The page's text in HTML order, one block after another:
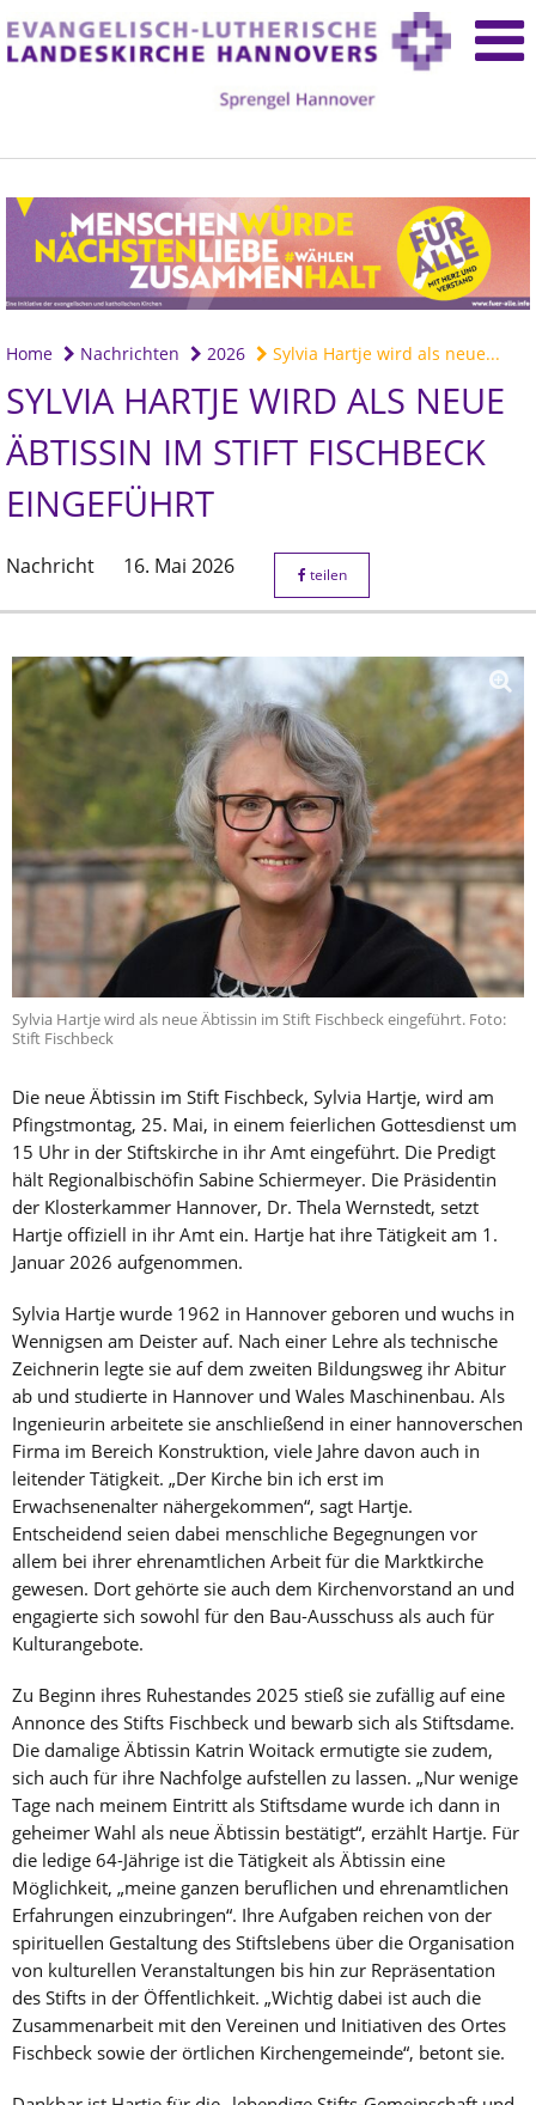
Home Nachrichten 2026 Sylvia Hartje wird als neue...
SYLVIA HARTJE WIRD ALS NEUE
ÄBTISSIN IM STIFT FISCHBECK
EINGEFÜHRT
Nachricht 16. Mai 2026 teilen
Sylvia Hartje wird als neue Äbtissin im Stift Fischbeck eingeführt. Foto:
Stift Fischbeck
Die neue Äbtissin im Stift Fischbeck, Sylvia Hartje, wird am
Pfingstmontag, 25. Mai, in einem feierlichen Gottesdienst um
15 Uhr in der Stiftskirche in ihr Amt eingeführt. Die Predigt
hält Regionalbischöfin Sabine Schiermeyer. Die Präsidentin
der Klosterkammer Hannover, Dr. Thela Wernstedt, setzt
Hartje offiziell in ihr Amt ein. Hartje hat ihre Tätigkeit am 1.
Januar 2026 aufgenommen.
Sylvia Hartje wurde 1962 in Hannover geboren und wuchs in
Wennigsen am Deister auf. Nach einer Lehre als technische
Zeichnerin legte sie auf dem zweiten Bildungsweg ihr Abitur
ab und studierte in Hannover und Wales Maschinenbau. Als
Ingenieurin arbeitete sie anschließend in einer hannoverschen
Firma im Bereich Konstruktion, viele Jahre davon auch in
leitender Tätigkeit. „Der Kirche bin ich erst im
Erwachsenenalter nähergekommen“, sagt Hartje.
Entscheidend seien dabei menschliche Begegnungen vor
allem bei ihrer ehrenamtlichen Arbeit für die Marktkirche
gewesen. Dort gehörte sie auch dem Kirchenvorstand an und
engagierte sich sowohl für den Bau-Ausschuss als auch für
Kulturangebote.
Zu Beginn ihres Ruhestandes 2025 stieß sie zufällig auf eine
Annonce des Stifts Fischbeck und bewarb sich als Stiftsdame.
Die damalige Äbtissin Katrin Woitack ermutigte sie zudem,
sich auch für ihre Nachfolge aufstellen zu lassen. „Nur wenige
Tage nach meinem Eintritt als Stiftsdame wurde ich dann in
geheimer Wahl als neue Äbtissin bestätigt“, erzählt Hartje. Für
die ledige 64-Jährige ist die Tätigkeit als Äbtissin eine
Möglichkeit, „meine ganzen beruflichen und ehrenamtlichen
Erfahrungen einzubringen“. Ihre Aufgaben reichen von der
spirituellen Gestaltung des Stiftslebens über die Organisation
von kulturellen Veranstaltungen bis hin zur Repräsentation
des Stifts in der Öffentlichkeit. „Wichtig dabei ist auch die
Zusammenarbeit mit den Vereinen und Initiativen des Ortes
Fischbeck sowie der örtlichen Kirchengemeinde“, betont sie.